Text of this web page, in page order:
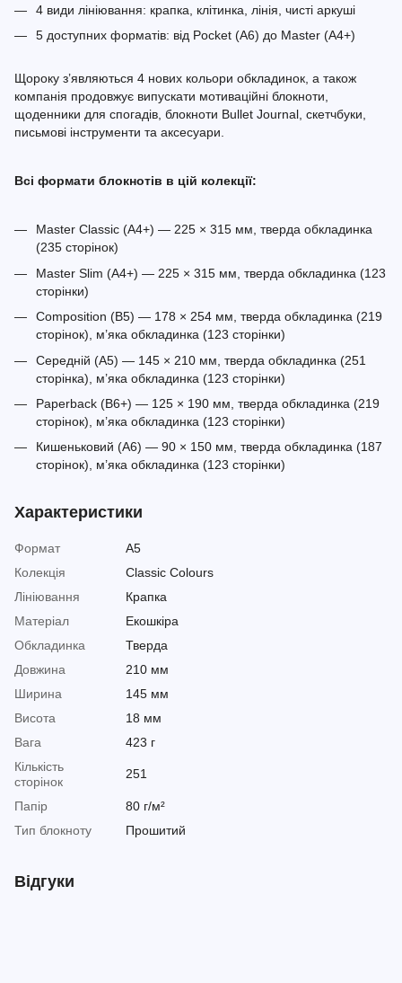
4 види лініювання: крапка, клітинка, лінія, чисті аркуші
5 доступних форматів: від Pocket (A6) до Master (A4+)
Щороку з’являються 4 нових кольори обкладинок, а також
компанія продовжує випускати мотиваційні блокноти,
щоденники для спогадів, блокноти Bullet Journal, скетчбуки,
письмові інструменти та аксесуари.
Всі формати блокнотів в цій колекції:
Master Classic (A4+) — 225 × 315 мм, тверда обкладинка
(235 сторінок)
Master Slim (A4+) — 225 × 315 мм, тверда обкладинка (123
сторінки)
Composition (B5) — 178 × 254 мм, тверда обкладинка (219
сторінок), м’яка обкладинка (123 сторінки)
Середній (A5) — 145 × 210 мм, тверда обкладинка (251
сторінка), м’яка обкладинка (123 сторінки)
Paperback (B6+) — 125 × 190 мм, тверда обкладинка (219
сторінок), м’яка обкладинка (123 сторінки)
Кишеньковий (A6) — 90 × 150 мм, тверда обкладинка (187
сторінок), м’яка обкладинка (123 сторінки)
Характеристики
Формат
A5
Колекція
Classic Colours
Лініювання
Крапка
Матеріал
Екошкіра
Обкладинка
Тверда
Довжина
210 мм
Ширина
145 мм
Висота
18 мм
Вага
423 г
Кількість
сторінок
251
Папір
80 г/м²
Тип блокноту
Прошитий
Відгуки